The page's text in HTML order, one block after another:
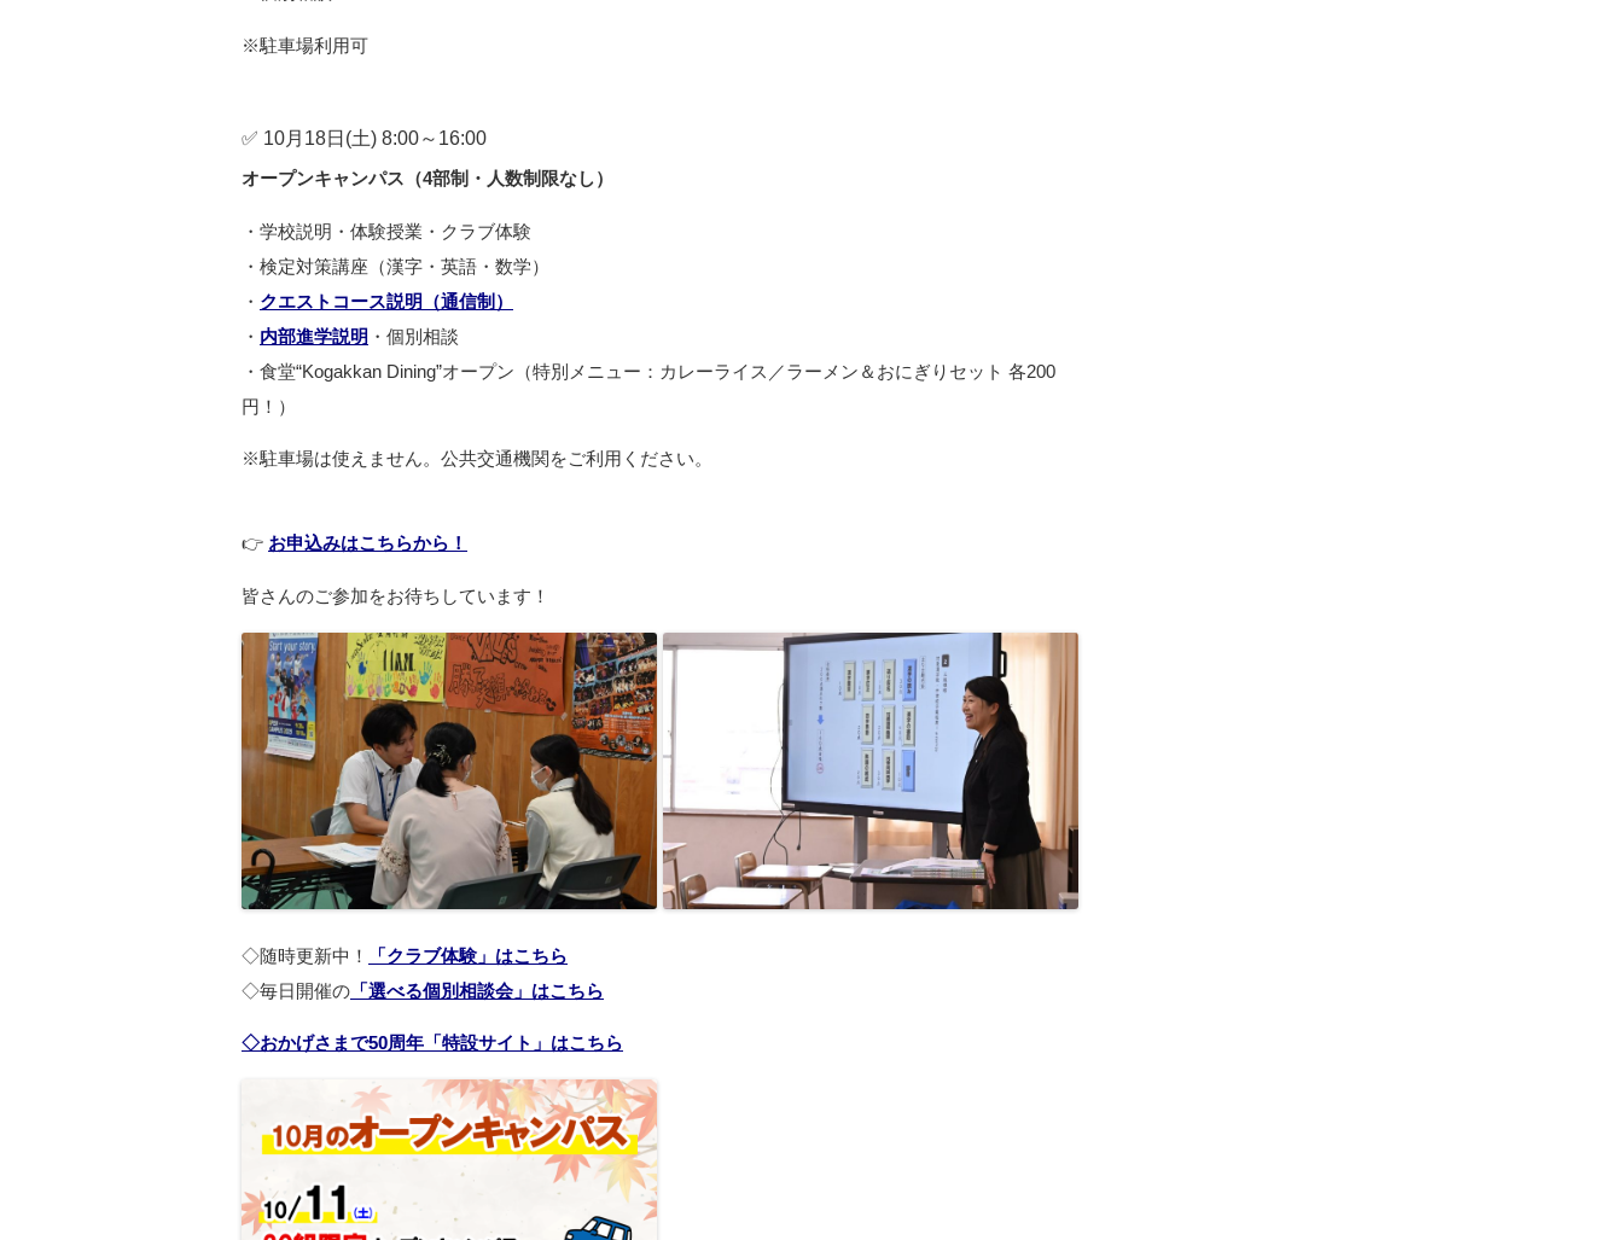
※駐車場利用可
✅ 10月18日(土) 8:00～16:00
オープンキャンパス（4部制・人数制限なし）
・学校説明・体験授業・クラブ体験
・検定対策講座（漢字・英語・数学）
・ クエストコース説明（通信制）
・ 内部進学説明 ・個別相談
・食堂“Kogakkan Dining”オープン（特別メニュー：カレーライス／ラーメン＆おにぎりセット 各200
円！）
※駐車場は使えません。公共交通機関をご利用ください。
👉 お申込みはこちらから！
皆さんのご参加をお待ちしています！
◇随時更新中！
「クラブ体験」はこちら
◇毎日開催の 「選べる個別相談会」はこちら
◇おかげさまで50周年「特設サイト」はこちら